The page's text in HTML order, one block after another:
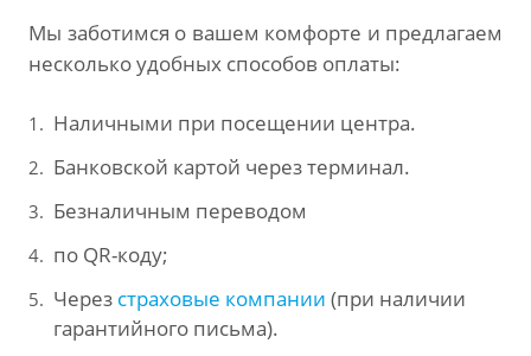
Мы заботимся о вашем комфорте и предлагаем
несколько удобных способов оплаты:
Наличными при посещении центра.
Банковской картой через терминал.
Безналичным переводом
по QR-коду;
Через страховые компании (при наличии
гарантийного письма).